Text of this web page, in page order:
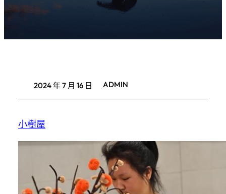
2024 年 7 月 16 日 ADMIN
小樹屋